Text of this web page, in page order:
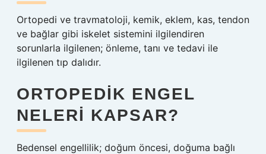
Ortopedi ve travmatoloji, kemik, eklem, kas, tendon
ve bağlar gibi iskelet sistemini ilgilendiren
sorunlarla ilgilenen; önleme, tanı ve tedavi ile
ilgilenen tıp dalıdır.
ORTOPEDIK ENGEL
NELERI KAPSAR?
Bedensel engellilik; doğum öncesi, doğuma bağlı